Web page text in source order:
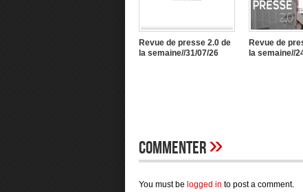
Revue de presse 2.0 de
la semaine//31/07/26
Revue de
la semaine//
Commenter»
You must be logged in to post a comment.